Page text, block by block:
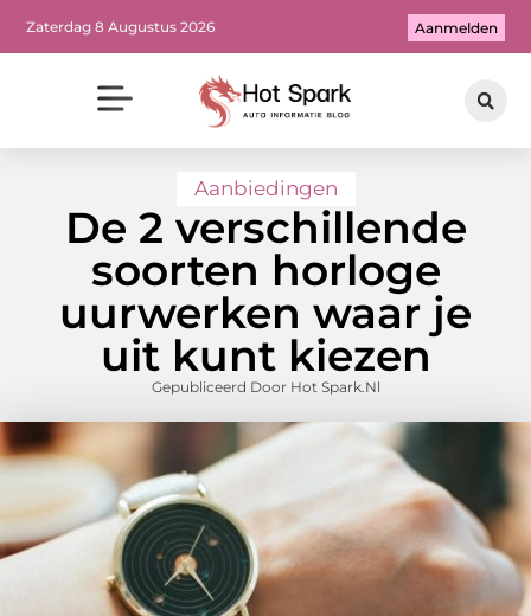
Zaterdag 8 Augustus 2026 Aanmelden
Aanbiedingen
De 2 verschillende
soorten horloge
uurwerken waar je
uit kunt kiezen
Gepubliceerd Door Hot Spark.nl